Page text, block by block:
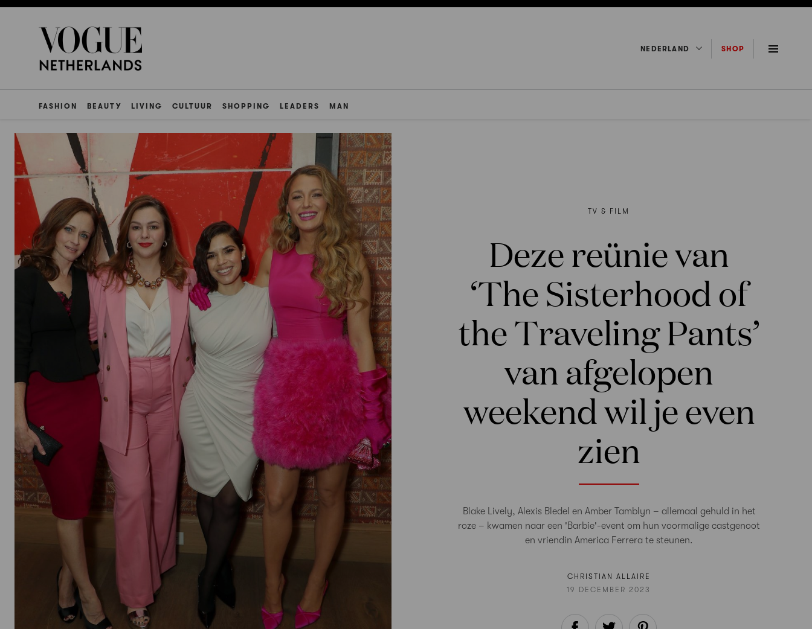
NEDERLAND SHOP
FASHION BEAUTY LIVING CULTUUR SHOPPING LEADERS MAN
TV & FILM
Deze reünie van
‘The Sisterhood of
the Traveling Pants’
van afgelopen
weekend wil je even
zien
Blake Lively, Alexis Bledel en Amber Tamblyn – allemaal gehuld in het
roze – kwamen naar een 'Barbie'-event om hun voormalige castgenoot
en vriendin America Ferrera te steunen.
CHRISTIAN ALLAIRE
19 DECEMBER 2023